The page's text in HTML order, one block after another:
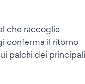
che raccoglie
conferma il ritorno
palchi dei principali